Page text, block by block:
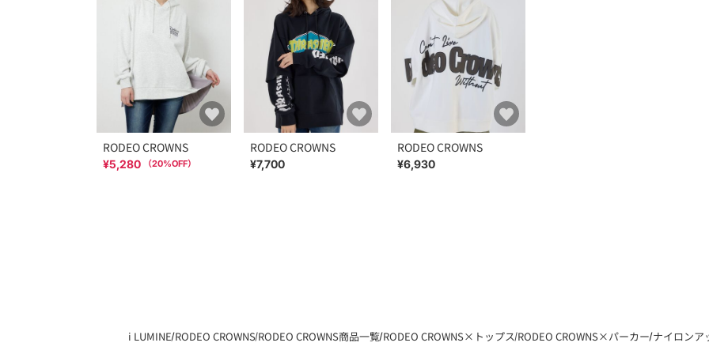
RODEO CROWNS
¥5,280 （20%OFF）
RODEO CROWNS
¥7,700
RODEO CROWNS
¥6,930
i LUMINERODEO CROWNS RODEO CROWNS商品一覧RODEO CROWNS×トップス RODEO CROWNS×パーカーナイロンア